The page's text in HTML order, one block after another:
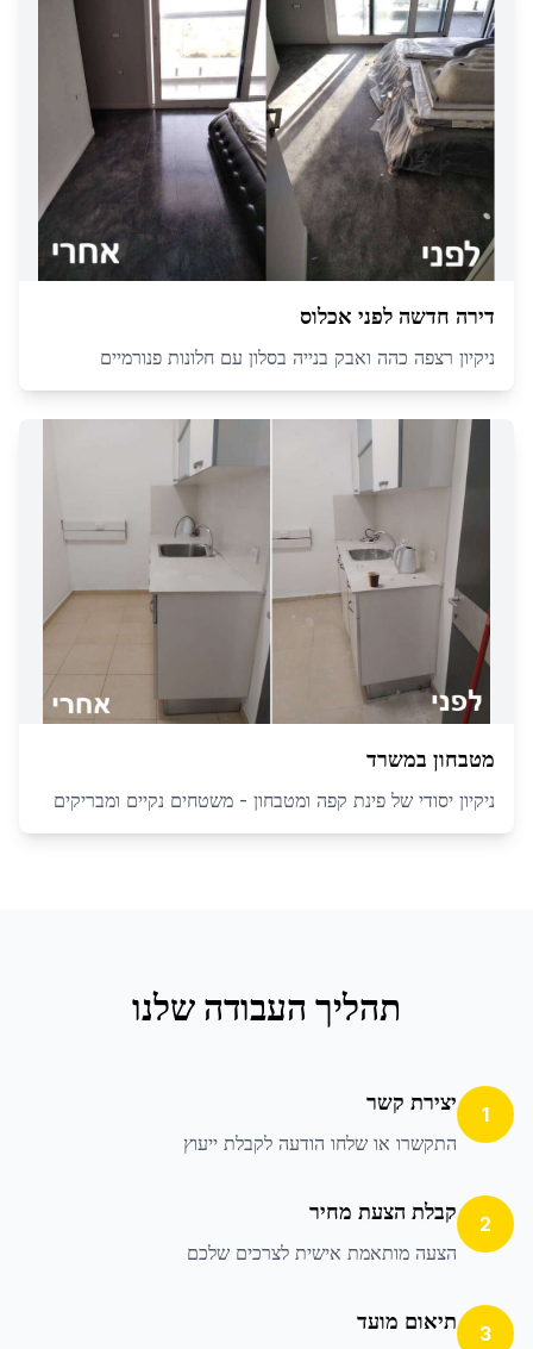
דירה חדשה לפני אכלוס
ניקיון רצפה כהה ואבק בנייה בסלון עם חלונות פנורמיים
מטבחון במשרד
ניקיון יסודי של פינת קפה ומטבחון - משטחים נקיים ומבריקים
תהליך העבודה שלנו
1 יצירת קשר
התקשרו או שלחו הודעה לקבלת ייעוץ
2 קבלת הצעת מחיר
הצעה מותאמת אישית לצרכים שלכם
3 תיאום מועד